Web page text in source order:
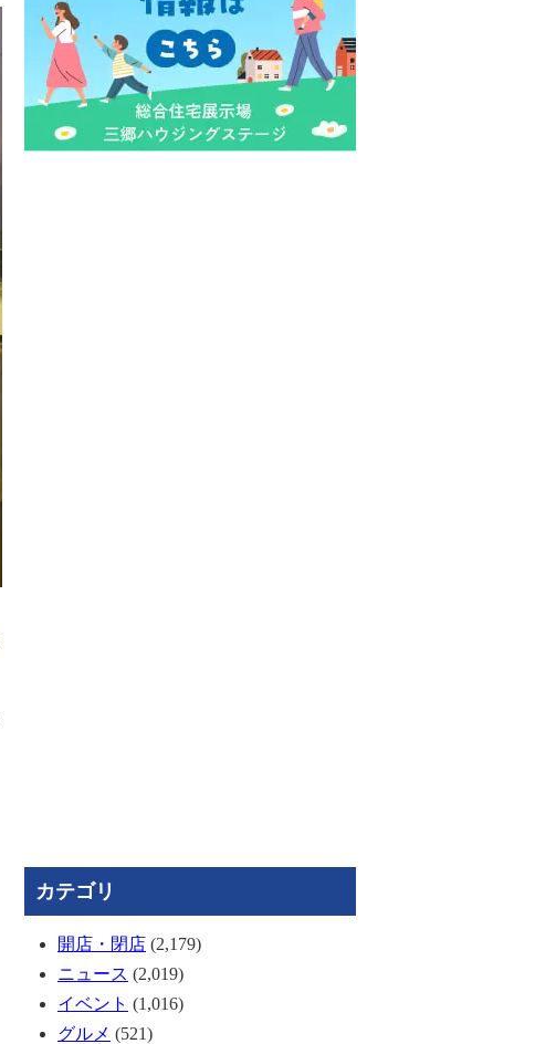
カテゴリ
開店・閉店 (2,179)
ニュース (2,019)
イベント (1,016)
グルメ (521)